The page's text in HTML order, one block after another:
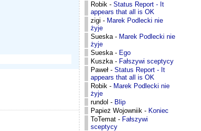
Robik -Status Report - It
appears that all is OK
zigi - Marek Podlecki nie
żyje
Sueska- Marek Podlecki nie
żyje
Sueska- Ego
Kuszka- Fałszywi sceptycy
Paweł -Status Report - It
appears that all is OK
Robik - Marek Podlecki nie
żyje
rundol - Blip
Papież Wojowniik - Koniec
ToTemat - Fałszywi
sceptycy